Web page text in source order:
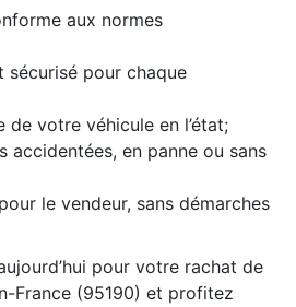
aux normes
sécurisé pour chaque
de votre véhicule en l’état;
accidentées, en panne ou sans
le vendeur, sans démarches
pour votre rachat de
France (95190) et profitez